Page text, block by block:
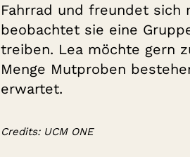
Fahrrad und freundet sich
beobachtet sie eine
treiben. Lea möchte gern
Menge Mutproben
erwartet.
Credits: UCM ONE